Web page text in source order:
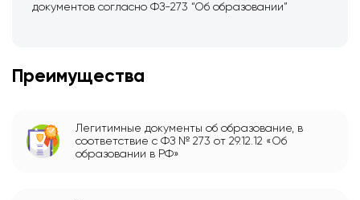
документов согласно ФЗ-273 “Об образовании”
Преимущества
Легитимные документы об образование, в
соответствие с ФЗ № 273 от 29.12.12 «Об
образовании в РФ»